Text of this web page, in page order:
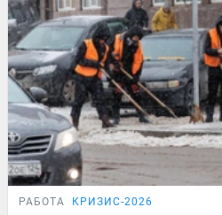
РАБОТА КРИЗИС-2026